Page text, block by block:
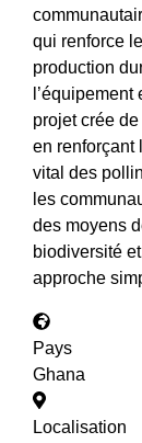
qui renforce
production
projet crée
en renforçant
vital des
les
des moyens
biodiversité
approche
Pays
Ghana
Localisation